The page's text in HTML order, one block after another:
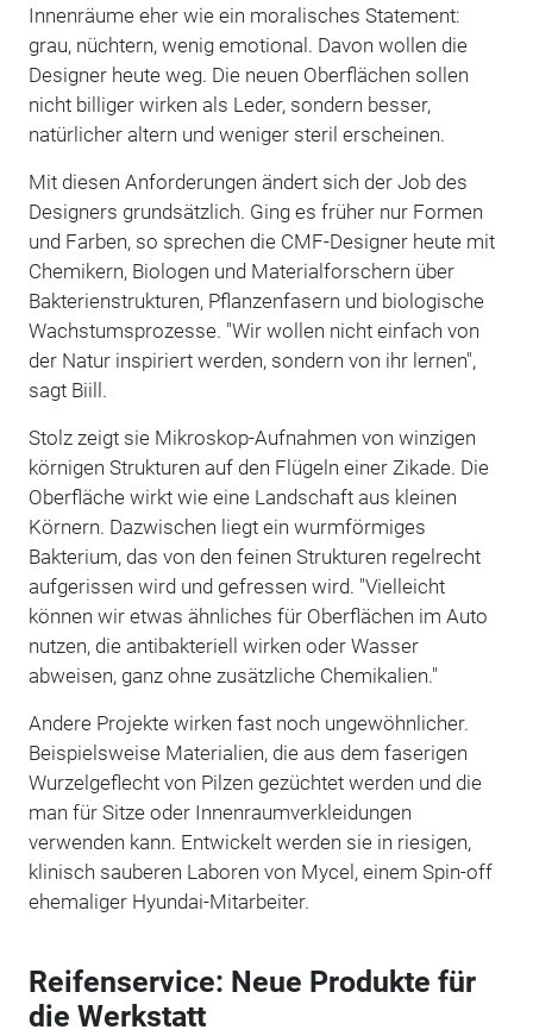
Innenräume eher wie ein moralisches Statement:
grau, nüchtern, wenig emotional. Davon wollen die
Designer heute weg. Die neuen Oberflächen sollen
nicht billiger wirken als Leder, sondern besser,
natürlicher altern und weniger steril erscheinen.
Mit diesen Anforderungen ändert sich der Job des
Designers grundsätzlich. Ging es früher nur Formen
und Farben, so sprechen die CMF-Designer heute mit
Chemikern, Biologen und Materialforschern über
Bakterienstrukturen, Pflanzenfasern und biologische
Wachstumsprozesse. "Wir wollen nicht einfach von
der Natur inspiriert werden, sondern von ihr lernen",
sagt Biill.
Stolz zeigt sie Mikroskop-Aufnahmen von winzigen
körnigen Strukturen auf den Flügeln einer Zikade. Die
Oberfläche wirkt wie eine Landschaft aus kleinen
Körnern. Dazwischen liegt ein wurmförmiges
Bakterium, das von den feinen Strukturen regelrecht
aufgerissen wird und gefressen wird. "Vielleicht
können wir etwas ähnliches für Oberflächen im Auto
nutzen, die antibakteriell wirken oder Wasser
abweisen, ganz ohne zusätzliche Chemikalien."
Andere Projekte wirken fast noch ungewöhnlicher.
Beispielsweise Materialien, die aus dem faserigen
Wurzelgeflecht von Pilzen gezüchtet werden und die
man für Sitze oder Innenraumverkleidungen
verwenden kann. Entwickelt werden sie in riesigen,
klinisch sauberen Laboren von Mycel, einem Spin-off
ehemaliger Hyundai-Mitarbeiter.
Reifenservice: Neue Produkte für
die Werkstatt